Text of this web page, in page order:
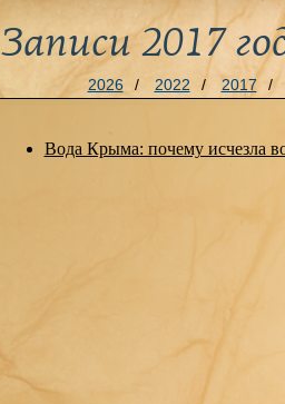
Записи 2017
2026 / 2022 / 2017 /
Вода Крыма: почему исчезла